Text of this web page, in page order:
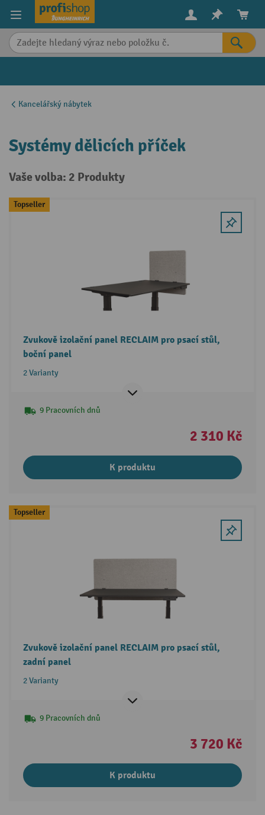
content
Kancelářský nábytek
Systémy dělicích příček
Vaše volba: 2 Produkty
Topseller
Zvukově izolační panel RECLAIM pro psací stůl,
boční panel
2 Varianty
9 Pracovních dnů
2 310 Kč
K produktu
Topseller
Zvukově izolační panel RECLAIM pro psací stůl,
zadní panel
2 Varianty
9 Pracovních dnů
3 720 Kč
K produktu